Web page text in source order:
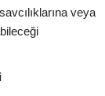
veya